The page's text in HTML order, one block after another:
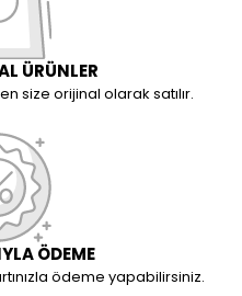
ÜRÜNLER
size orijinal olarak satılır.
ÖDEME
ödeme yapabilirsiniz.